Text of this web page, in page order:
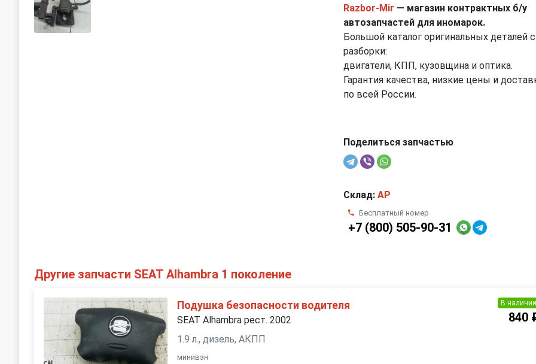
Razbor-Mir — магазин контрактных б/у
автозапчастей для иномарок.
Большой каталог оригинальных деталей с
разборки:
двигатели, КПП, кузовщина и оптика.
Гарантия качества, низкие цены и
по всей России.
Поделиться запчастью
Склад: AP
Бесплатный номер
+7 (800) 505-90-31
Другие запчасти SEAT Alhambra 1 поколение
Подушка безопасности водителя
SEAT Alhambra рест. 2002
1.9 л., дизель, АКПП
минивэн
В наличии
840